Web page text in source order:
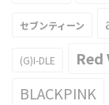
セブンティーン
(G)I-DLE Red
BLACKPINK